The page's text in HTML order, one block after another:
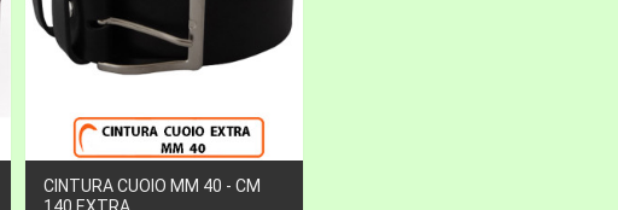
CINTURA CUOIO MM 40 - CM